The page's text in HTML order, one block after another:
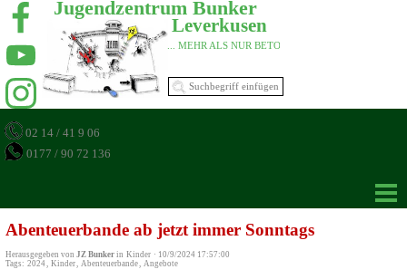
Jugendzentrum Bunker
... MEHR ALS NUR BETON
02 14 / 41 9 06
0177 / 90 72 136
Leverkusen
Abenteuerbande ab jetzt immer Sonntags
Herausgegeben von JZ Bunker in Kinder · 10/9/2024 17:57:00
Tags: 2024, Kinder, Abenteuerbande, Angebote